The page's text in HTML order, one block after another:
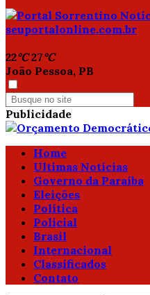
22°C 27°C
João Pessoa, PB
Publicidade
Home
Ultimas Notícias
Governo da Paraíba
Eleições
Política
Policial
Brasil
Internacional
Classificados
Contato